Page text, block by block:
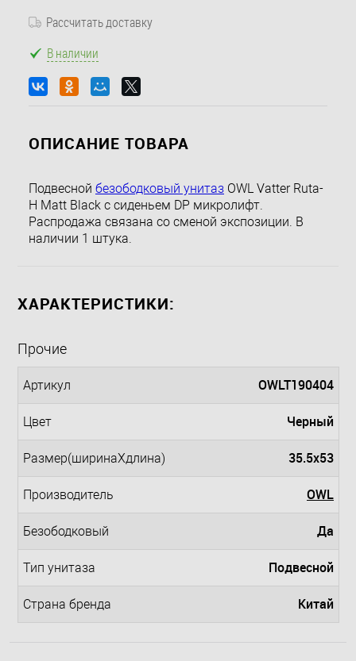
Рассчитать доставку
В наличии
ОПИСАНИЕ ТОВАРА
Подвесной безободковый унитаз OWL Vatter Ruta-
H Matt Black с сиденьем DP микролифт.
Распродажа связана со сменой экспозиции. В
наличии 1 штука.
ХАРАКТЕРИСТИКИ:
Прочие
Артикул OWLT190404
Цвет Черный
Размер(ширинаXдлина) 35.5x53
Производитель OWL
Безободковый Да
Тип унитаза Подвесной
Страна бренда Китай